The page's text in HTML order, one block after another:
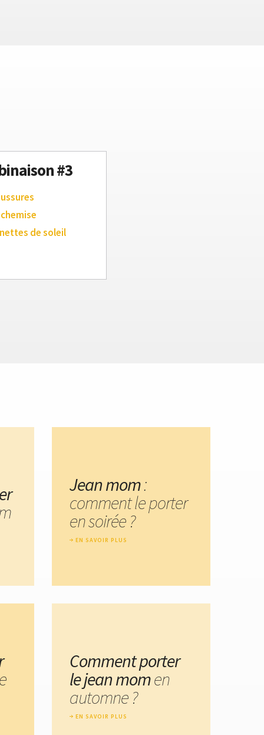
#3
de soleil
Jean mom:
comment le porter
en soirée ?
EN SAVOIR PLUS
Comment porter
le jean momen
automne ?
EN SAVOIR PLUS